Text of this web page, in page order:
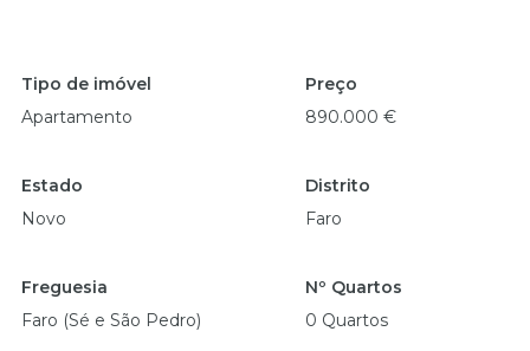
Tipo de imóvel
Apartamento
Preço
890.000 €
Estado
Novo
Distrito
Faro
Freguesia
Faro (Sé e São Pedro)
Nº Quartos
0 Quartos